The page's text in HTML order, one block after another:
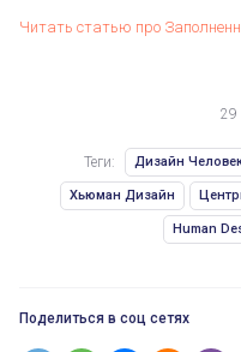
Читать статью про
29
Теги: Дизайн
Хьюман Дизайн
Human
Поделиться в соц сетях